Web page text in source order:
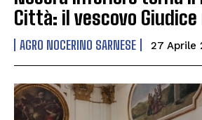
Città: il vescovo
AGRO NOCERINO SARNESE 27 Aprile